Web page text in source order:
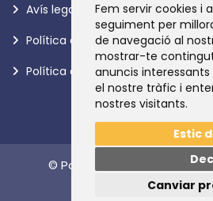
Fem servir cookies i
seguiment per
de navegació al
mostrar-te
anuncis
el nostre tràfic i
nostres visitants.
Estic
Canviar
Avís legal
Política de privadesa
Política de galetes
© Policia d'Andorra. Tots els